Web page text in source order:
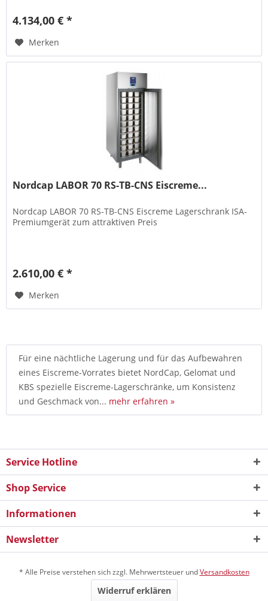
4.134,00 € *
Merken
Nordcap LABOR 70 RS-TB-CNS Eiscreme...
Nordcap LABOR 70 RS-TB-CNS Eiscreme Lagerschrank ISA-
Premiumgerät zum attraktiven Preis
2.610,00 € *
Merken
Für eine nächtliche Lagerung und für das Aufbewahren
eines Eiscreme-Vorrates bietet NordCap, Gelomat und
KBS spezielle Eiscreme-Lagerschränke, um Konsistenz
und Geschmack von... mehr erfahren »
Service Hotline
Shop Service
Informationen
Newsletter
* Alle Preise verstehen sich zzgl. Mehrwertsteuer undVersandkosten
Widerruf erklären